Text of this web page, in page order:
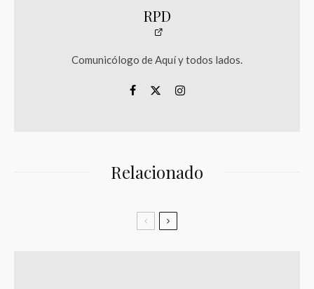
RPD
Comunicólogo de Aquí y todos lados.
Relacionado